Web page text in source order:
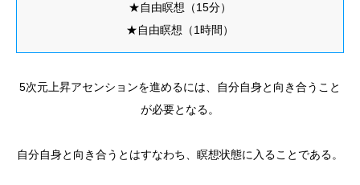
★自由瞑想（15分）
★自由瞑想（1時間）
5次元上昇アセンションを進めるには、自分自身と向き合うこと
が必要となる。
自分自身と向き合うとはすなわち、瞑想状態に入ることである。